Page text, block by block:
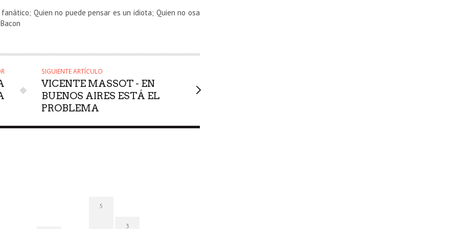
Quien no puede pensar es un idiota; Quien no osa
SIGUIENTE ARTÍCULO
VICENTE MASSOT - EN
BUENOS AIRES ESTÁ EL
PROBLEMA
5
3